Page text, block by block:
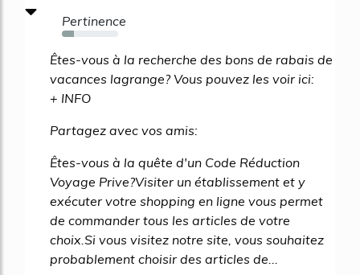
Pertinence
22%
Êtes-vous à la recherche des bons de rabais de
vacances lagrange? Vous pouvez les voir ici:
+ INFO
Partagez avec vos amis:
Êtes-vous à la quête d'un Code Réduction
Voyage Prive?Visiter un établissement et y
exécuter votre shopping en ligne vous permet
de commander tous les articles de votre
choix.Si vous visitez notre site, vous souhaitez
probablement choisir des articles de...